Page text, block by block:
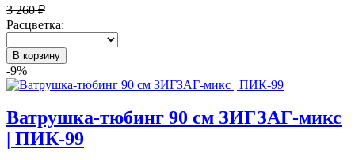
3 260 ₽
Расцветка:
В корзину
-9%
Ватрушка-тюбинг 90 см ЗИГЗАГ-микс
| ПИК-99